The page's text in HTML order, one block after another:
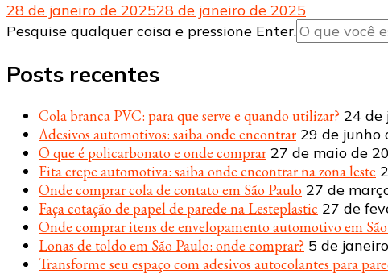
28 de janeiro de 202528 de janeiro de 2025
Procurando
Pesquise qualquer coisa e pressione Enter.
Posts recentes
Cola branca PVC: para que serve e quando utilizar? 24 de
Adesivos automotivos: saiba onde encontrar 29 de junho
O que é policarbonato e onde comprar 27 de maio de
Fita crepe automotiva: saiba onde encontrar na zona leste
Onde comprar cola de contato em São Paulo 27 de
Faça cotação de papel de parede na Lesteplastic 27 de
Onde comprar itens de envelopamento automotivo em
Lonas de toldo em São Paulo: onde comprar? 5 de
Transforme seu espaço com adesivos autocolantes para